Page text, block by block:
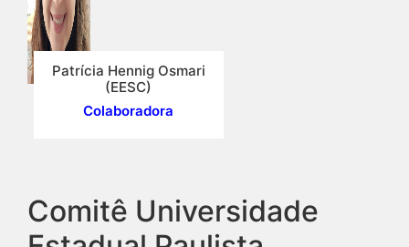
Patrícia Hennig Osmari
(EESC)
Colaboradora
Comitê Universidade